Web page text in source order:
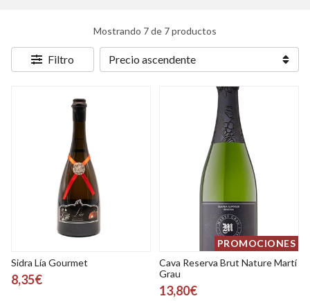
Mostrando 7 de 7 productos
Filtro
Sidra Lía Gourmet
8,35€
PROMOCIONES
Cava Reserva Brut Nature Martí
Grau
13,80€